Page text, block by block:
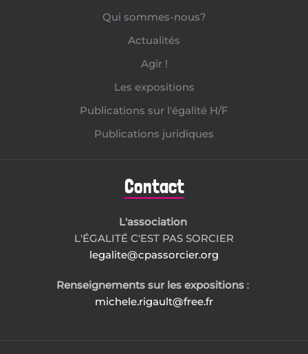
Qui sommes-nous?
Actualités
Agir !
Les expositions
Publications sur l'égalité H/F
Publications juridiques
Contact
L'association
L'ÉGALITÉ C'EST PAS SORCIER
legalite@cpassorcier.org
Renseignements sur les expositions :
michele.rigault@free.fr